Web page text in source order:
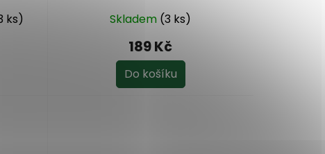
ks)
Skladem (3 ks)
189 Kč
Do košíku